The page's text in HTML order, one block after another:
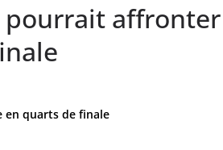
pourrait affronter
en quarts de finale